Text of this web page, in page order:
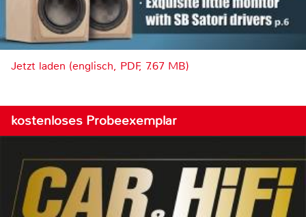
Jetzt laden (englisch, PDF, 7.67 MB)
kostenloses Probeexemplar